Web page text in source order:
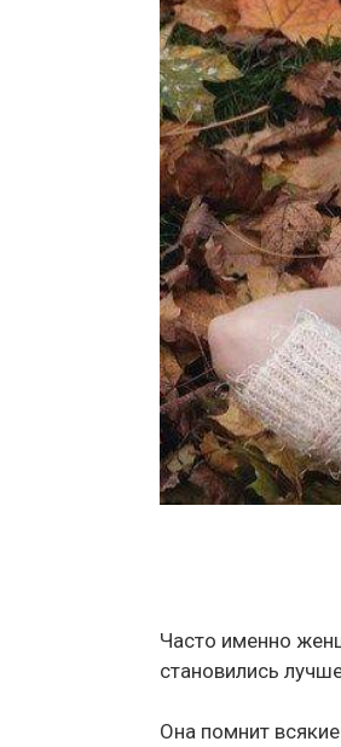
Часто именно
становились
Она помнит